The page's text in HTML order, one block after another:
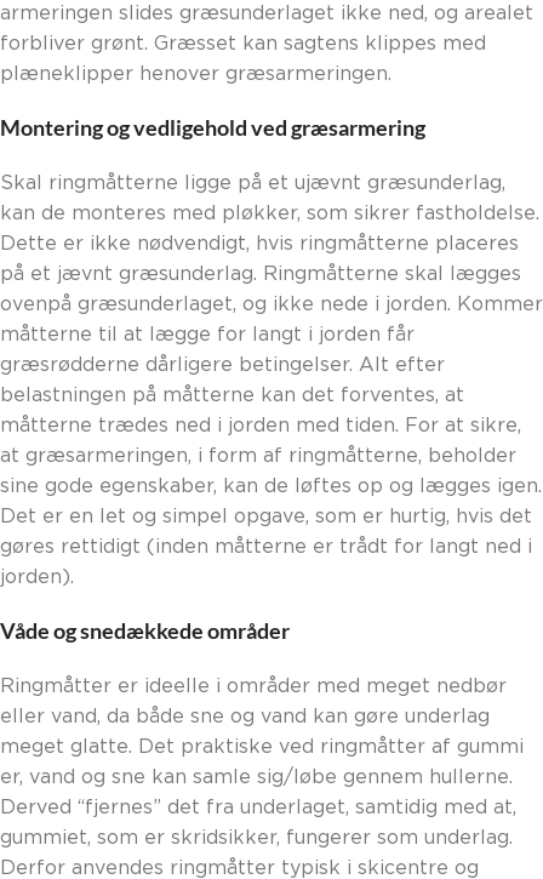
armeringen slides græsunderlaget ikke ned, og arealet
forbliver grønt. Græsset kan sagtens klippes med
plæneklipper henover græsarmeringen.
Montering og vedligehold ved græsarmering
Skal ringmåtterne ligge på et ujævnt græsunderlag,
kan de monteres med pløkker, som sikrer fastholdelse.
Dette er ikke nødvendigt, hvis ringmåtterne placeres
på et jævnt græsunderlag. Ringmåtterne skal lægges
ovenpå græsunderlaget, og ikke nede i jorden. Kommer
måtterne til at lægge for langt i jorden får
græsrødderne dårligere betingelser. Alt efter
belastningen på måtterne kan det forventes, at
måtterne trædes ned i jorden med tiden. For at sikre,
at græsarmeringen, i form af ringmåtterne, beholder
sine gode egenskaber, kan de løftes op og lægges igen.
Det er en let og simpel opgave, som er hurtig, hvis det
gøres rettidigt (inden måtterne er trådt for langt ned i
jorden).
Våde og snedækkede områder
Ringmåtter er ideelle i områder med meget nedbør
eller vand, da både sne og vand kan gøre underlag
meget glatte. Det praktiske ved ringmåtter af gummi
er, vand og sne kan samle sig/løbe gennem hullerne.
Derved “fjernes” det fra underlaget, samtidig med at,
gummiet, som er skridsikker, fungerer som underlag.
Derfor anvendes ringmåtter typisk i skicentre og